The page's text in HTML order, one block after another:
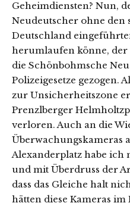
Geheimdiensten? Nun,
Neudeutscher ohne den
Deutschland
herumlaufen könne,
die Schönbohmsche
Polizeigesetze gezogen.
zur Unsicherheitszone
Prenzlberger
verloren. Auch an die
Überwachungskameras
Alexanderplatz habe ich
und mit Überdruss der
dass das Gleiche halt
hätten diese Kameras im